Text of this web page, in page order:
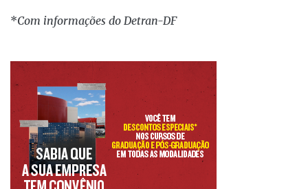
*Com informações do Detran-DF